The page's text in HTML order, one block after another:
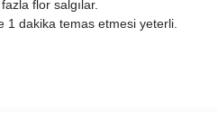
flor salgılar.
1 dakika temas etmesi yeterli.